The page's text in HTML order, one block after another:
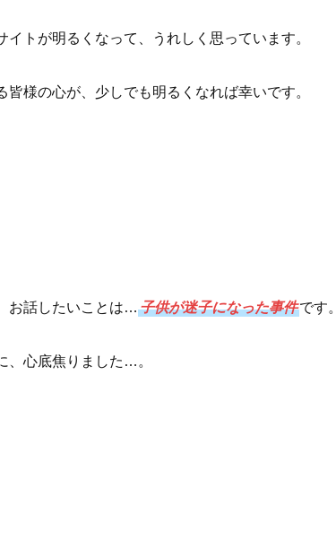
イトが明るくなって、うれしく思っています。
皆様の心が、少しでも明るくなれば幸いです。
お話したいことは… 子供が迷子になった事件です。
、心底焦りました…。